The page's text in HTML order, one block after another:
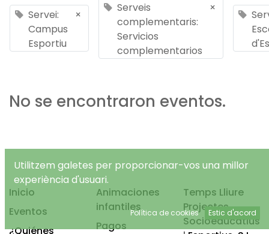
Servei:
Campus
Esportiu
×
Serveis
complementaris:
Servicios
complementarios
×
No se encontraron eventos.
Inicio
Eventos
¿Quiénes
Animaciones
infantiles
Pagos
Temps Lliure
Projectes
Socioeducatius
Utilitzem galetes per proporcionar-vos una millor
experiència d'usuari.
Política de cookies Estic d'acord